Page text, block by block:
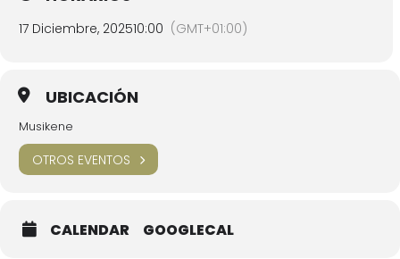
17 Diciembre, 202510:00 (GMT+01:00)
UBICACIÓN
Musikene
OTROS EVENTOS
CALENDAR GOOGLECAL